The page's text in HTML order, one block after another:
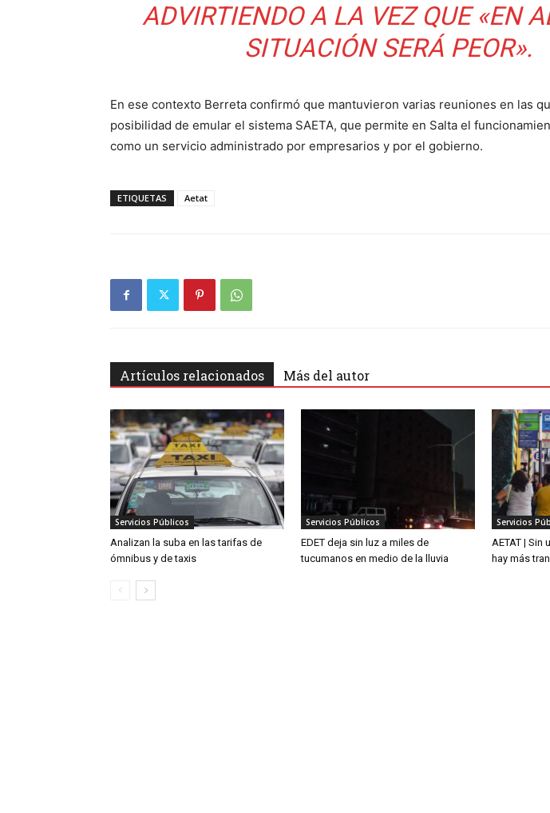
ADVIRTIENDO A LA VEZ QUE «EN
SITUACIÓN SERÁ PEOR».
En ese contexto Berreta confirmó que mantuvieron varias reuniones en las
posibilidad de emular el sistema SAETA, que permite en Salta el
como un servicio administrado por empresarios y por el gobierno.
ETIQUETAS Aetat
Artículos relacionados Más del autor
Servicios Públicos
Analizan la suba en las tarifas de
ómnibus y de taxis
Servicios Públicos
EDET deja sin luz a miles de
tucumanos en medio de la lluvia
Servicios
AETAT | Sin
hay más